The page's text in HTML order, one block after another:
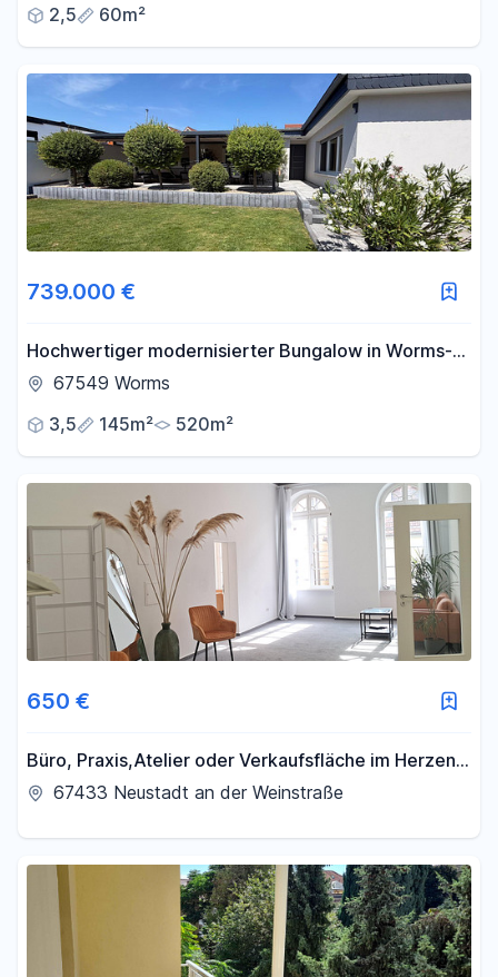
2,5
60m²
739.000 €
Hochwertiger modernisierter Bungalow in Worms-
Neuhausen
67549 Worms
3,5
145m² 520m²
650 €
Büro, Praxis,Atelier oder Verkaufsfläche im Herzen
der Altstadt
67433 Neustadt an der Weinstraße